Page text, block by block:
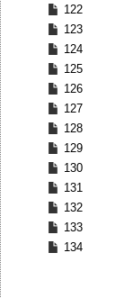
122
123
124
125
126
127
128
129
130
131
132
133
134